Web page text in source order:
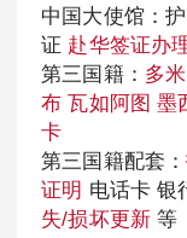
中国大使馆：
证 赴华签证办
第三国籍： 多
布 瓦如阿图 墨
卡
第三国籍配套：
证明 电话卡 银
失/损坏更新等